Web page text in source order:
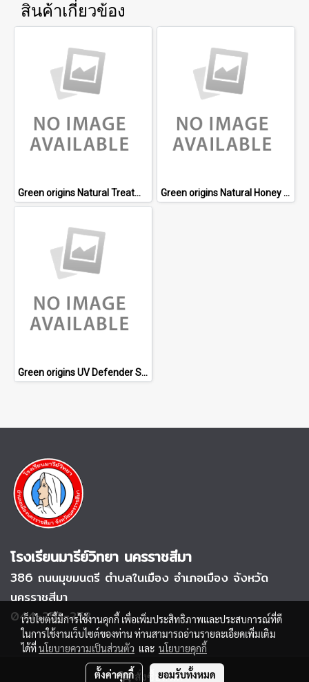
สั่งซื้อสินค้า
สินค้าเกี่ยวข้อง
Green origins Natural Treatment Lotion Green origins Natural Honey Mask
Green origins UV Defender SPF 50
โรงเรียนมารีย์วิทยา นครราชสีมา
386 ถนนมุขมนตรี ตำบลในเมือง อำเภอเมือง จังหวัด
นครราชสีมา
044-252-253
เว็บไซต์นี้มีการใช้งานคุกกี้ เพื่อเพิ่มประสิทธิภาพและประสบการณ์ที่ดี
ในการใช้งานเว็บไซต์ของท่าน ท่านสามารถอ่านรายละเอียดเพิ่มเติม
ได้ที่นโยบายความเป็นส่วนตัว และ นโยบายคุกกี้
ตั้งค่าคุกกี้ ยอมรับทั้งหมด